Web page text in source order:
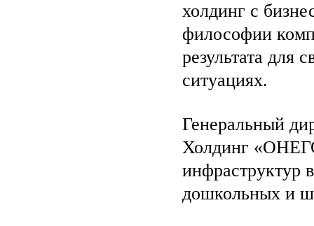
холдинг с
философии
результата для
ситуациях.
Генеральный
Холдинг
инфраструктур
дошкольных и